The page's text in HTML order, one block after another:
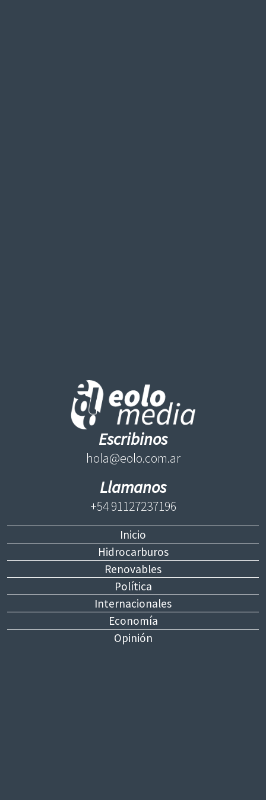
Escribinos
hola@eolo.com.ar
Llamanos
+54 91127237196
Inicio
Hidrocarburos
Renovables
Política
Internacionales
Economía
Opinión